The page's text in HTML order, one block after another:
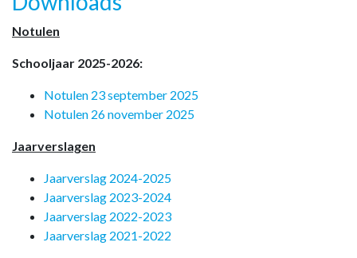
Notulen
Schooljaar 2025-2026:
Notulen 23 september 2025
Notulen 26 november 2025
Jaarverslagen
Jaarverslag 2024-2025
Jaarverslag 2023-2024
Jaarverslag 2022-2023
Jaarverslag 2021-2022